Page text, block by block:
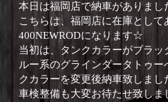
本日は福岡店で納車がありま
こちらは、福岡店に在庫とし
400NEWRODになります☆
当初は、タンクカラーがブラ
ルー系のグラインダータトゥ
クカラーを変更後納車致しま
車検整備も大変お待たせ致しま